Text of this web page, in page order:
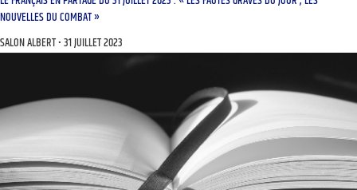
NOUVELLES DU COMBAT »
SALON ALBERT 31 JUILLET 2023